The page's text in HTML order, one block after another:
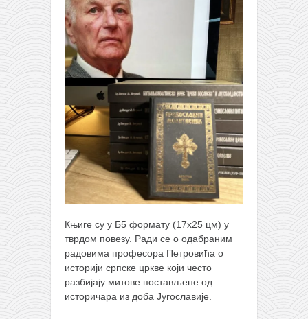
Књиге су у Б5 формату (17х25 цм) у
тврдом повезу. Ради се о одабраним
радовима професора Петровића о
историји српске цркве који често
разбијају митове постављене од
историчара из доба Југославије.